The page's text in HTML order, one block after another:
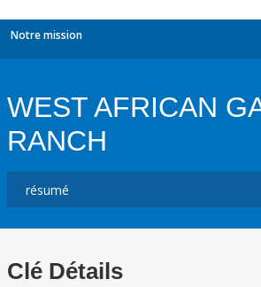
Notre mission
WEST AFRICAN
RANCH
Clé Détails